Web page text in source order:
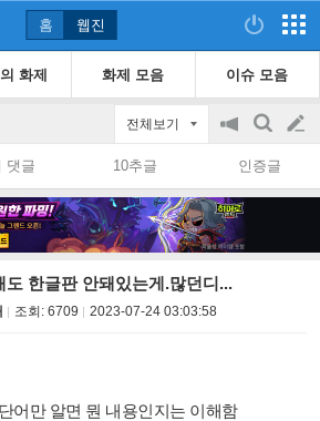
홈 웹진
화제 화제 모음 이슈 모음
전체보기
공
on/off
검
색
글
쓰
댓글 10추글 인증글
도 한글판 안돼있는게.많던디...
조회: 6709 2023-07-24 03:03:58
어만 알면 뭔 내용인지는 이해함